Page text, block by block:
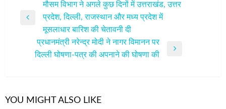
नेविगेशन
Previous
मौसम विभाग ने अगले कुछ दिनों में उत्तराखंड, उत्तर
प्रदेश, दिल्ली, राजस्थान और मध्य प्रदेश में
मूसलाधार बारिश की चेतावनी दी
Next
प्रधानमंत्री नरेन्‍द्र मोदी ने नागर विमानन पर
दिल्ली घोषणा-पत्र की अपनाने की घोषणा की
YOU MIGHT ALSO LIKE